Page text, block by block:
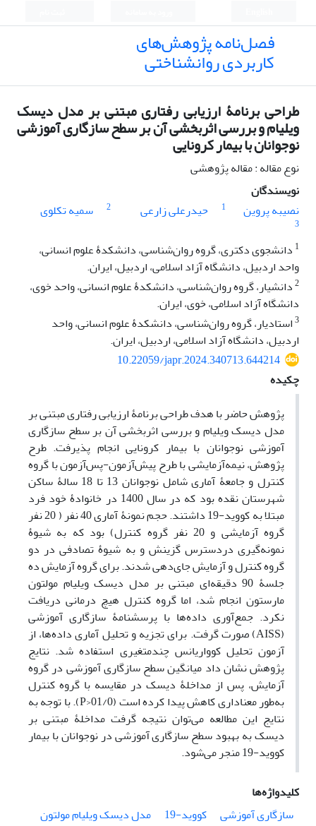
فصل‌نامه پژوهش‌های
کاربردی روانشناختی
طراحی برنامۀ ارزیابی رفتاری مبتنی بر مدل دیسک
ویلیام و بررسی اثربخشی آن بر سطح سازگاری آموزشی
نوجوانان با بیمار کرونایی
نوع مقاله : مقاله پژوهشی
نویسندگان
نصیبه پروین
1 حیدرعلی زارعی 2 سمیه تکلوی
3
1 دانشجوی دکتری، گروه روان‌شناسی، دانشکدۀ علوم انسانی،
واحد اردبیل، دانشگاه آزاد اسلامی، اردبیل، ایران.
2دانشیار، گروه روان‌شناسی، دانشکدۀ علوم انسانی، واحد خوی،
دانشگاه آزاد اسلامی، خوی، ایران.
3استادیار، گروه روان‌شناسی، دانشکدۀ علوم انسانی، واحد
اردبیل، دانشگاه آزاد اسلامی، اردبیل، ایران.
10.22059/japr.2024.340713.644214
چکیده
پژوهش حاضر با هدف طراحی برنامۀ ارزیابی رفتاری مبتنی بر
مدل دیسک ویلیام و بررسی اثربخشی آن بر سطح سازگاری
آموزشی نوجوانان با بیمار کرونایی انجام پذیرفت. طرح
پژوهش، نیمه‌آزمایشی با طرح پیش‌آزمون-پس‌آزمون با گروه
کنترل و جامعۀ آماری شامل نوجوانان 13 تا 18 سالۀ ساکن
شهرستان نقده بود که در سال 1400 در خانوادۀ خود فرد
مبتلا به کووید-19 داشتند. حجم نمونۀ آماری 40 نفر ( 20 نفر
گروه آزمایشی و 20 نفر گروه کنترل) بود که به شیوۀ
نمونه‌گیری دردسترس گزینش و به شیوۀ تصادفی در دو
گروه کنترل و آزمایش جای‌دهی شدند. برای گروه آزمایش ده
جلسۀ 90 دقیقه‌ای مبتنی بر مدل دیسک ویلیام مولتون
مارستون انجام شد، اما گروه کنترل هیچ درمانی دریافت
نکرد. جمع‌آوری داده‌ها با پرسشنامۀ سازگاری آموزشی
(AISS) صورت گرفت. برای تجزیه و تحلیل آماری داده‌ها، از
آزمون تحلیل کوواریانس چندمتغیری استفاده شد. نتایج
پژوهش نشان داد میانگین سطح سازگاری آموزشی در گروه
آزمایش، پس از مداخلۀ دیسک در مقایسه با گروه کنترل
به‌طور معناداری کاهش پیدا کرده است (01/0<P). با توجه به
نتایج این مطالعه می‌توان نتیجه گرفت مداخلۀ مبتنی بر
دیسک به بهبود سطح سازگاری آموزشی در نوجوانان با بیمار
کووید-19 منجر می‌شود.
کلیدواژه‌ها
سازگاری آموزشی
کووید-19
مدل دیسک ویلیام مولتون